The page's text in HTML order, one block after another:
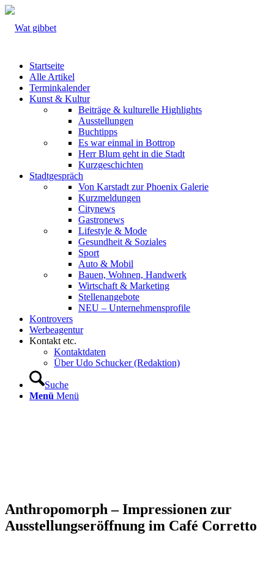
Startseite
Alle Artikel
Terminkalender
Kunst & Kultur
Beiträge & kulturelle Highlights
Ausstellungen
Buchtipps
Es war einmal in Bottrop
Herr Blum geht in die Stadt
Kurzgeschichten
Stadtgespräch
Von Karstadt zur Phoenix Galerie
Kurzmeldungen
Citynews
Gastronews
Lifestyle & Mode
Gesundheit & Soziales
Sport
Auto & Mobil
Bauen, Wohnen, Handwerk
Wirtschaft & Marketing
Stellenangebote
NEU – Unternehmens­profile
Kontrovers
Werbeagentur
Kontakt etc.
Kontaktdaten
Über Udo Schucker (Redaktion)
Suche
Menü Menü
Anthropomorph – Impressionen zur
Ausstellungseröffnung im Café Corretto